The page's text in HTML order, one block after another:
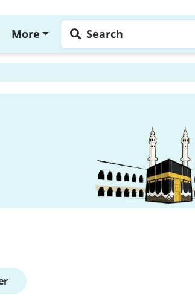
More Search